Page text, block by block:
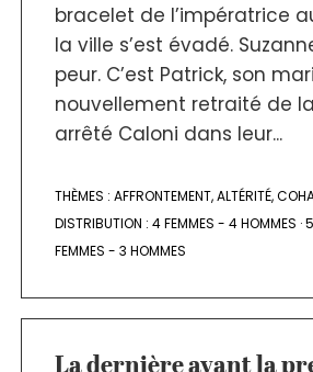
bracelet de l’impératrice
la ville s’est évadé.
peur. C’est Patrick, son
nouvellement retraité de
arrêté Caloni dans leur...
THÈMES : AFFRONTEMENT,ALTÉRITÉ,
DISTRIBUTION : 4 FEMMES - 4 HOMMES ·5
FEMMES - 3 HOMMES
La dernière avant la